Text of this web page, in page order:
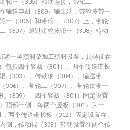
轮一（306）转动连接，带轮二
输送电机（309）输出端，带轮皮带一
一（306）和带轮二（307）上，带轮
（307）通过带轮皮带一（308）转动
述一种预制菜加工切料设备，其特征在
包括四个竖板（301）、两个传送带长
（303）、传动轴（304）、输送带
306）、带轮二（307）、带轮皮带一
（309），四个竖板（301）固定设置
顶部一侧，每两个竖板（301）为一
两个传送带长板（302）固定设置在
侧，传动辊（303）转动设置在两个传